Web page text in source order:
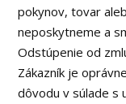
pokynov, tovar
neposkytneme a
Odstúpenie od
Zákazník je
dôvodu v súlade s